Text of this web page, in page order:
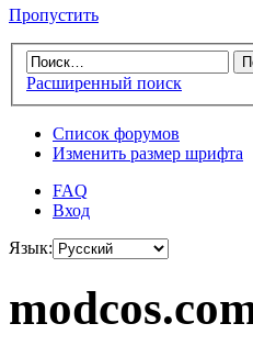
Пропустить
Расширенный поиск
Список форумов
Изменить размер шрифта
FAQ
Вход
Язык: